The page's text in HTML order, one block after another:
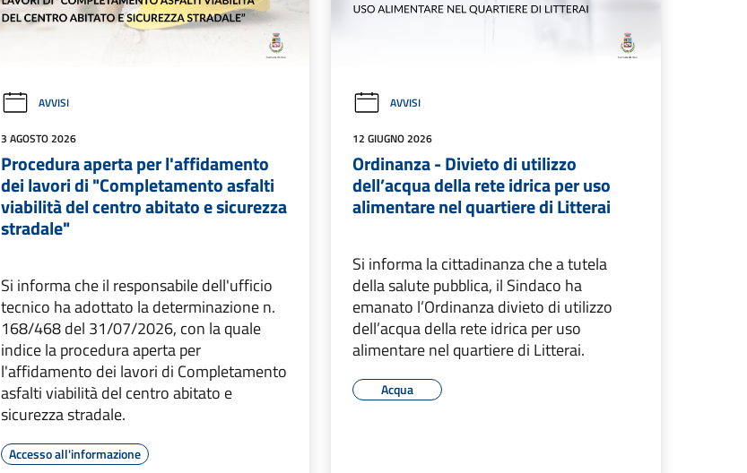
AVVISI
3 AGOSTO 2026
Procedura aperta per l'affidamento
dei lavori di "Completamento asfalti
viabilità del centro abitato e sicurezza
stradale"
Si informa che il responsabile dell'ufficio
tecnico ha adottato la determinazione n.
168/468 del 31/07/2026, con la quale
indice la procedura aperta per
l'affidamento dei lavori di Completamento
asfalti viabilità del centro abitato e
sicurezza stradale.
Accesso all'informazione
AVVISI
12 GIUGNO 2026
Ordinanza - Divieto di utilizzo
dell’acqua della rete idrica per uso
alimentare nel quartiere di Litterai
Si informa la cittadinanza che a tutela
della salute pubblica, il Sindaco ha
emanato l’Ordinanza divieto di utilizzo
dell’acqua della rete idrica per uso
alimentare nel quartiere di Litterai.
Acqua